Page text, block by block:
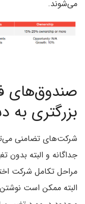
می‌شوند.
صندوق‌های
بزرگتری
شرکت‌های تضامنی
جداگانه و البته بدون
مراحل تکامل شرکت
البته ممکن است